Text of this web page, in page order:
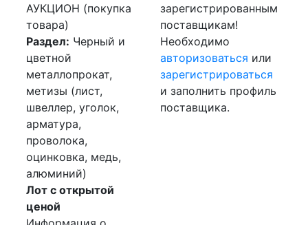
АУКЦИОН (покупка
товара)
Раздел: Черный и
цветной
металлопрокат,
метизы (лист,
швеллер, уголок,
арматура,
проволока,
оцинковка, медь,
алюминий)
Лот с открытой
ценой
зарегистрированным
поставщикам!
Необходимо
авторизоваться или
зарегистрироваться
и заполнить профиль
поставщика.